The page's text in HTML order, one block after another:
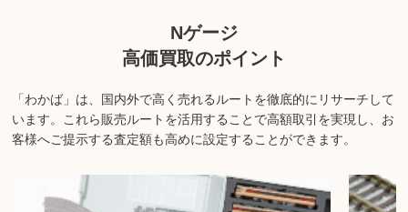
す。詳しくは店舗までお問い合わせください。
Nゲージ
高価買取のポイント
「わかば」は、国内外で高く売れるルートを徹底的にリサーチして
います。 これら販売ルートを活用することで高額取引を実現し、お
客様へご提示する査定額も高めに設定することができます。